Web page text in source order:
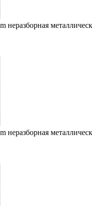
неразборная
неразборная